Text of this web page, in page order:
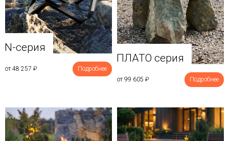
N-серия
от 48 257 ₽ Подробнее
ПЛАТО серия
от 99 605 ₽ Подробнее